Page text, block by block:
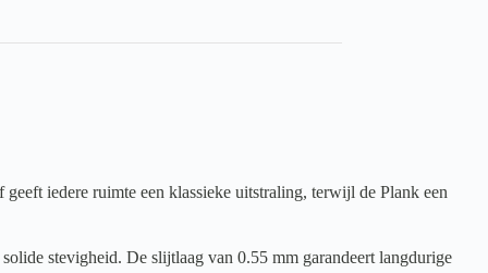
iedere ruimte een klassieke uitstraling, terwijl de Plank een
stevigheid. De slijtlaag van 0.55 mm garandeert langdurige